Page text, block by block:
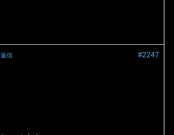
#2247
返信